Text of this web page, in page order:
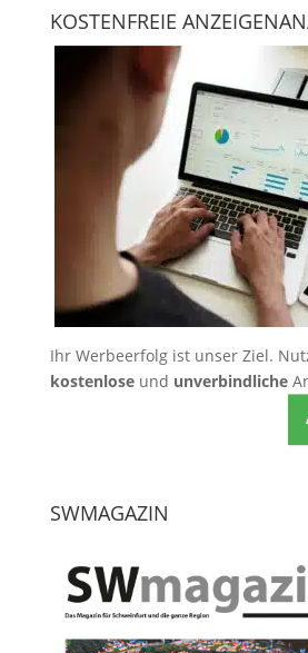
KOSTENFREIE
Ihr Werbeerfolg ist unser Ziel.
kostenloseund unverbindliche
SWMAGAZIN